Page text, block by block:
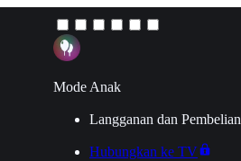
Mode Anak
Langganan dan Pembelian
Hubungkan ke TV